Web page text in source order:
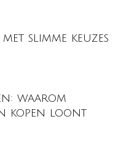
slimme keuzes
waarom
kopen loont